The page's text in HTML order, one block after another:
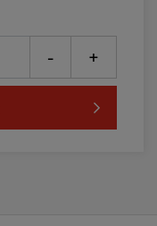
- +